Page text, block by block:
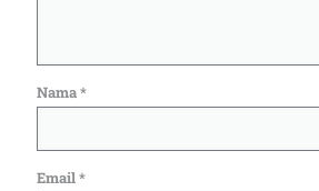
Nama*
Email*